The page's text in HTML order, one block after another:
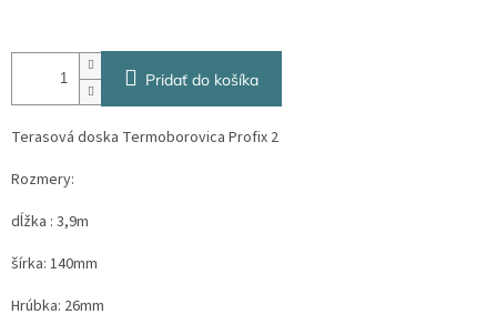
Pridať do košíka
Terasová doska Termoborovica Profix 2
Rozmery:
dĺžka : 3,9m
šírka: 140mm
Hrúbka: 26mm